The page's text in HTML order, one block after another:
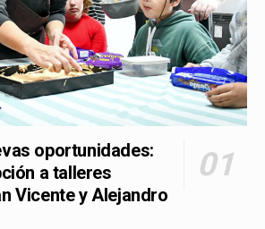
oportunidades:
a talleres
Vicente y Alejandro